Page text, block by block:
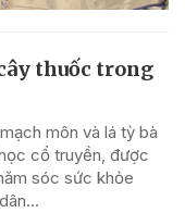
thuốc trong
môn và lá tỳ bà
cổ truyền, được
sóc sức khỏe